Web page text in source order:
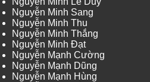
Nguyễn Minh Sang
Nguyễn Minh Thu
Nguyễn Minh Thắng
Nguyễn Minh Đạt
Nguyễn Mạnh Cường
Nguyễn Mạnh Dũng
Nguyễn Mạnh Hùng